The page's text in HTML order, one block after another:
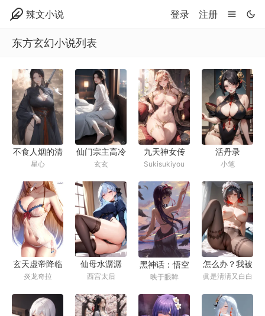
辣文小说 登录 注册
东方玄幻小说列表
不食人烟的清
冷剑仙只因一
时大意,被群
妖戏弄羞辱,
直到落败,被
架起示众小
穴、菊花、尿
道三穴扣挖齐
高潮,用硕大
的马屌填满仙
子臭嘴！最后
给仙子灌肠羞
星心
仙门宗主高冷
仙尊因徒弟被
俘，屈辱为仇
敌魔尊服侍，
后又奋起反抗
却凄惨败北，
最终彻底堕落
为性奴隶
玄玄
九天神女传
Sukisukiyou
活丹录
小笔
玄天虚帝降临
炎龙奇拉
仙母水潺潺
西宫太后
黑神话：悟空
不想再有遗憾
映于眼眸
怎么办？我被
仙子大姐姐包
围了
眞是淸淸又白白